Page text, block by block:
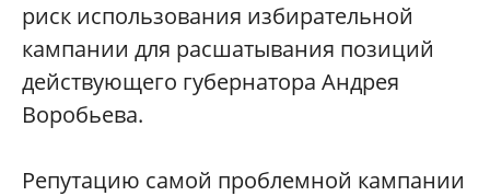
риск использования избирательной
кампании для расшатывания позиций
действующего губернатора Андрея
Воробьева.
Репутацию самой проблемной кампании